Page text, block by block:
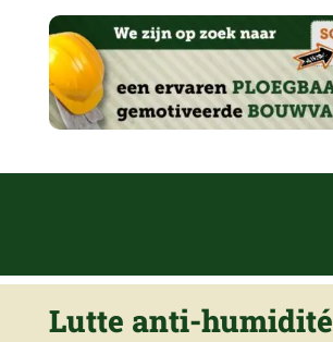
Lutte anti-humidité